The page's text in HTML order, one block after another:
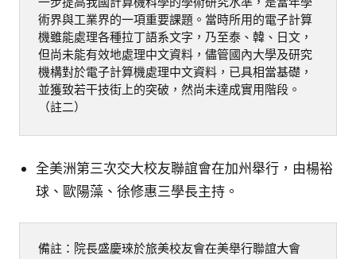
一步提高我國計算機科學的學術研究水準，是當年學
術界與工業界的一項重要課題。當時所用的電子計算
機雖能處理各種拉丁語系文字，乃至泰、韓、日文，
但尚未能有效地處理中文資料，儘管國內大學及研究
機構對於電子計算機處理中文資料，已具相當基礎，
並獲致若干技街上的突破，然尚未達成實用階段。
（註二）
全美洲第三次交大校友聯誼會在加州舉行，由楊裕
球、歐陽藻、徐修惠三學長主持。
備註：院長盛慶琜於旅美校友會在美舉行聯誼大會